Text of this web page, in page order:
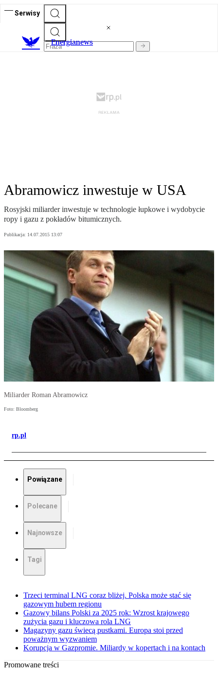
Serwisy
Energianews
Abramowicz inwestuje w USA
Rosyjski miliarder inwestuje w technologie łupkowe i wydobycie
ropy i gazu z pokładów bitumicznych.
Publikacja: 14.07.2015 13:07
Miliarder Roman Abramowicz
Foto: Bloomberg
rp.pl
Powiązane
Polecane
Najnowsze
Tagi
Trzeci terminal LNG coraz bliżej. Polska może stać się
gazowym hubem regionu
Gazowy bilans Polski za 2025 rok: Wzrost krajowego
zużycia gazu i kluczowa rola LNG
Magazyny gazu świecą pustkami. Europa stoi przed
poważnym wyzwaniem
Korupcja w Gazpromie. Miliardy w kopertach i na kontach
Promowane treści